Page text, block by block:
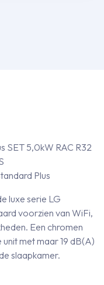
SET 5,0kW RAC R32
Plus
luxe serie LG
voorzien van WiFi,
Een chromen
met maar 19 dB(A)
slaapkamer.